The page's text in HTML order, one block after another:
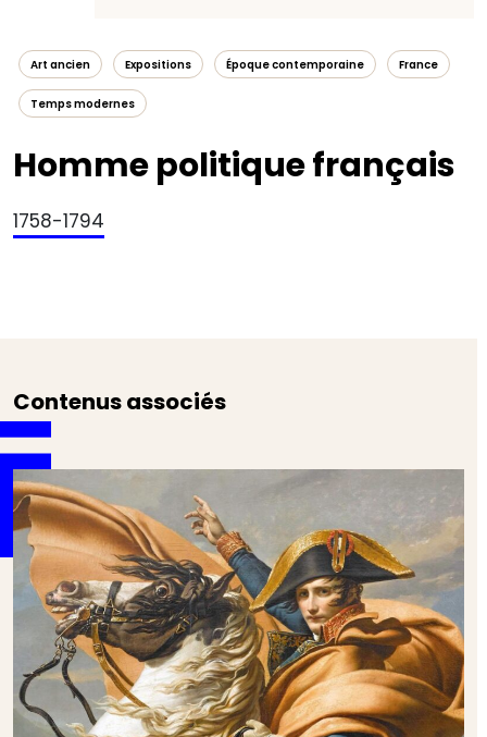
Art ancien Expositions Époque contemporaine France
Temps modernes
Homme politique français
1758-1794
Contenus associés